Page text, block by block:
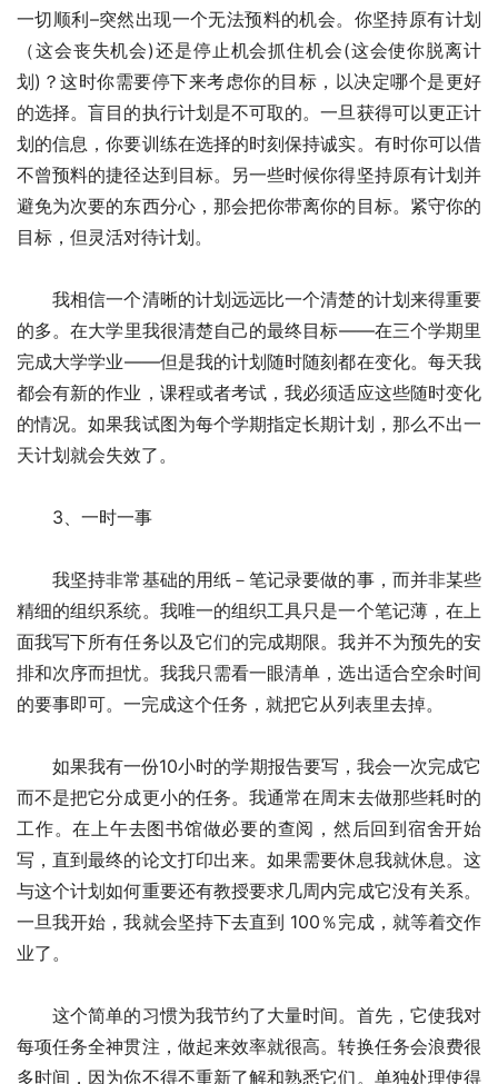
一切顺利–突然出现一个无法预料的机会。你坚持原有计划
（这会丧失机会)还是停止机会抓住机会(这会使你脱离计
划)？这时你需要停下来考虑你的目标，以决定哪个是更好
的选择。盲目的执行计划是不可取的。一旦获得可以更正计
划的信息，你要训练在选择的时刻保持诚实。有时你可以借
不曾预料的捷径达到目标。另一些时候你得坚持原有计划并
避免为次要的东西分心，那会把你带离你的目标。紧守你的
目标，但灵活对待计划。
我相信一个清晰的计划远远比一个清楚的计划来得重要
的多。在大学里我很清楚自己的最终目标——在三个学期里
完成大学学业——但是我的计划随时随刻都在变化。每天我
都会有新的作业，课程或者考试，我必须适应这些随时变化
的情况。如果我试图为每个学期指定长期计划，那么不出一
天计划就会失效了。
3、一时一事
我坚持非常基础的用纸－笔记录要做的事，而并非某些
精细的组织系统。我唯一的组织工具只是一个笔记薄，在上
面我写下所有任务以及它们的完成期限。我并不为预先的安
排和次序而担忧。我我只需看一眼清单，选出适合空余时间
的要事即可。一完成这个任务，就把它从列表里去掉。
如果我有一份10小时的学期报告要写，我会一次完成它
而不是把它分成更小的任务。我通常在周末去做那些耗时的
工作。在上午去图书馆做必要的查阅，然后回到宿舍开始
写，直到最终的论文打印出来。如果需要休息我就休息。这
与这个计划如何重要还有教授要求几周内完成它没有关系。
一旦我开始，我就会坚持下去直到 100％完成，就等着交作
业了。
这个简单的习惯为我节约了大量时间。首先，它使我对
每项任务全神贯注，做起来效率就很高。转换任务会浪费很
多时间，因为你不得不重新了解和熟悉它们。单独处理使得